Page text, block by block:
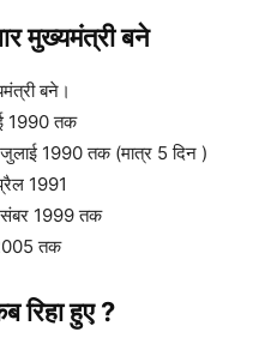
मुख्यमंत्री बने
बने।
1990 तक
1990 तक (मात्र 5 दिन )
1991
1999 तक
तक
रिहा हुए ?